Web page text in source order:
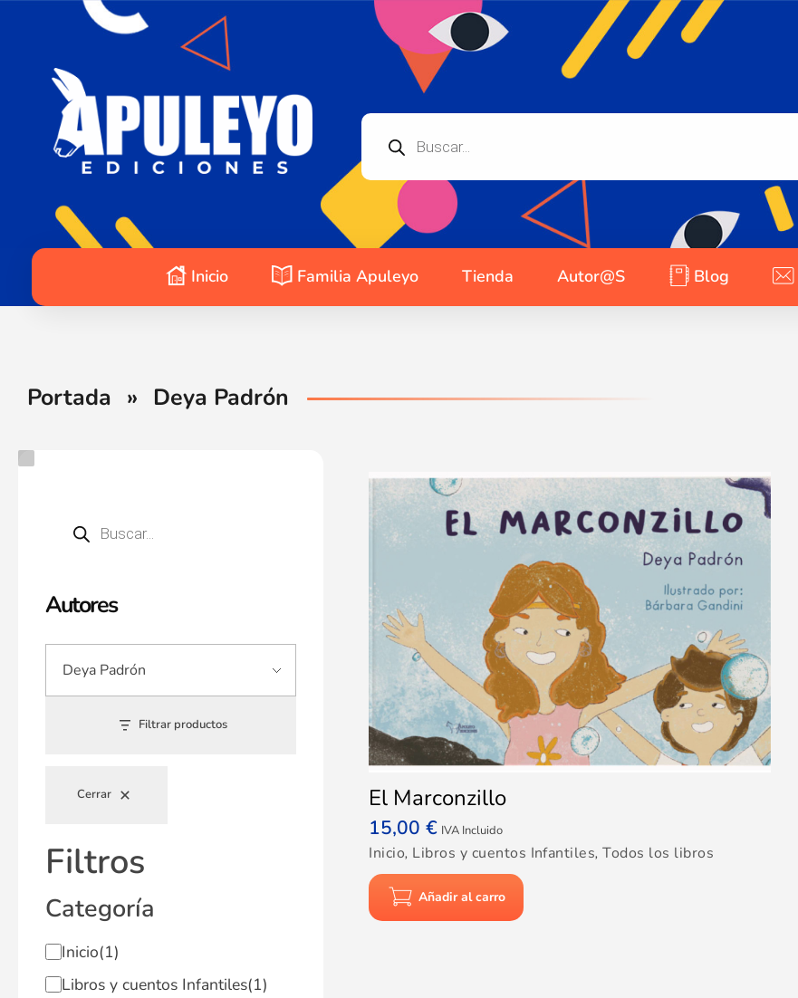
Inicio Familia Apuleyo Tienda Autor@s Blog
Portada » Deya Padrón
Autores
Filtrar productos
Cerrar
Filtros
Categoría
Inicio(1)
Libros y cuentos Infantiles(1)
El Marconzillo
15,00€ IVA Incluido
Inicio, Libros y cuentos Infantiles,Todos los libros
Añadir al carro